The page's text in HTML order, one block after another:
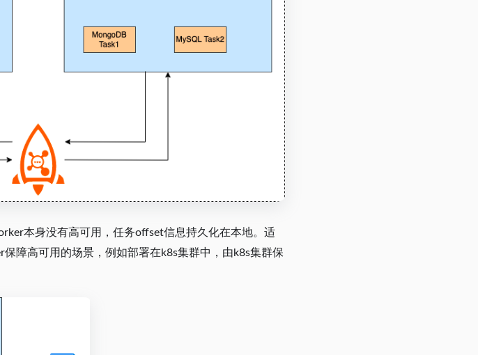
本身没有高可用，任务offset信息持久化在本地。适
障高可用的场景，例如部署在k8s集群中，由k8s集群保